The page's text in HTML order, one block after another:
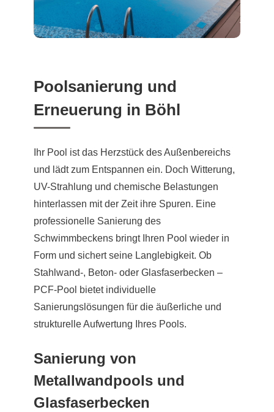
Poolsanierung und
Erneuerung in Böhl
Ihr Pool ist das Herzstück des Außenbereichs
und lädt zum Entspannen ein. Doch Witterung,
UV-Strahlung und chemische Belastungen
hinterlassen mit der Zeit ihre Spuren. Eine
professionelle Sanierung des
Schwimmbeckens bringt Ihren Pool wieder in
Form und sichert seine Langlebigkeit. Ob
Stahlwand-, Beton- oder Glasfaserbecken –
PCF-Pool bietet individuelle
Sanierungslösungen für die äußerliche und
strukturelle Aufwertung Ihres Pools.
Sanierung von
Metallwandpools und
Glasfaserbecken